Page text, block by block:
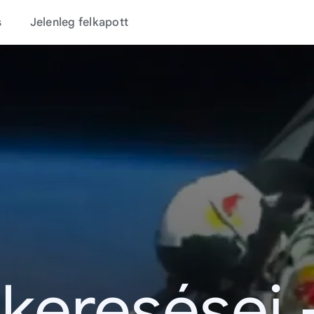
Jelenleg felkapott